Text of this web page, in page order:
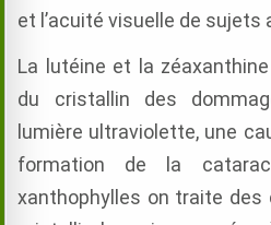
et l’acuité visuelle de
La lutéine et la
du cristallin des
lumière ultraviolette, une
formation de la
xanthophylles on traite des